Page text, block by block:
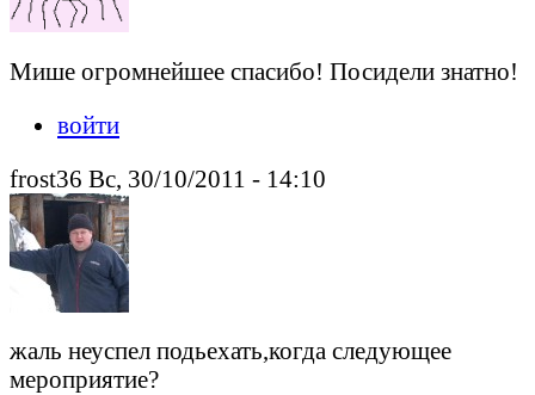
Мише огромнейшее спасибо! Посидели знатно!
войти
frost36 Вс, 30/10/2011 - 14:10
жаль неуспел подьехать,когда следующее
мероприятие?